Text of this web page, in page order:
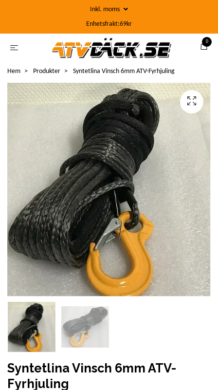
Inkl. moms
Enhetsfrakt:69kr
0
Hem Produkter Syntetlina Vinsch 6mm ATV-Fyrhjuling
Syntetlina Vinsch 6mm ATV-
Fyrhjuling